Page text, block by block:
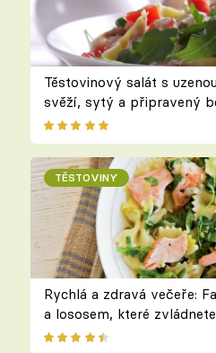
Těstovinový salát s
svěží, sytý a připravený
TĚSTOVINY
Rychlá a zdravá večeře:
a lososem, které